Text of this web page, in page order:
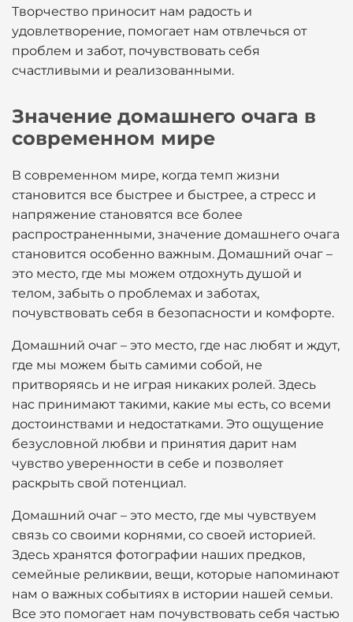
Творчество приносит нам радость и
удовлетворение, помогает нам отвлечься от
проблем и забот, почувствовать себя
счастливыми и реализованными.
Значение домашнего очага в
современном мире
В современном мире, когда темп жизни
становится все быстрее и быстрее, а стресс и
напряжение становятся все более
распространенными, значение домашнего очага
становится особенно важным. Домашний очаг –
это место, где мы можем отдохнуть душой и
телом, забыть о проблемах и заботах,
почувствовать себя в безопасности и комфорте.
Домашний очаг – это место, где нас любят и ждут,
где мы можем быть самими собой, не
притворяясь и не играя никаких ролей. Здесь
нас принимают такими, какие мы есть, со всеми
достоинствами и недостатками. Это ощущение
безусловной любви и принятия дарит нам
чувство уверенности в себе и позволяет
раскрыть свой потенциал.
Домашний очаг – это место, где мы чувствуем
связь со своими корнями, со своей историей.
Здесь хранятся фотографии наших предков,
семейные реликвии, вещи, которые напоминают
нам о важных событиях в истории нашей семьи.
Все это помогает нам почувствовать себя частью